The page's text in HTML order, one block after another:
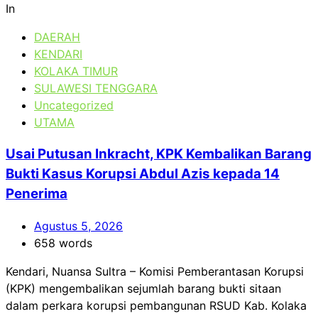
In
DAERAH
KENDARI
KOLAKA TIMUR
SULAWESI TENGGARA
Uncategorized
UTAMA
Usai Putusan Inkracht, KPK Kembalikan Barang
Bukti Kasus Korupsi Abdul Azis kepada 14
Penerima
Agustus 5, 2026
658 words
Kendari, Nuansa Sultra – Komisi Pemberantasan Korupsi
(KPK) mengembalikan sejumlah barang bukti sitaan
dalam perkara korupsi pembangunan RSUD Kab. Kolaka